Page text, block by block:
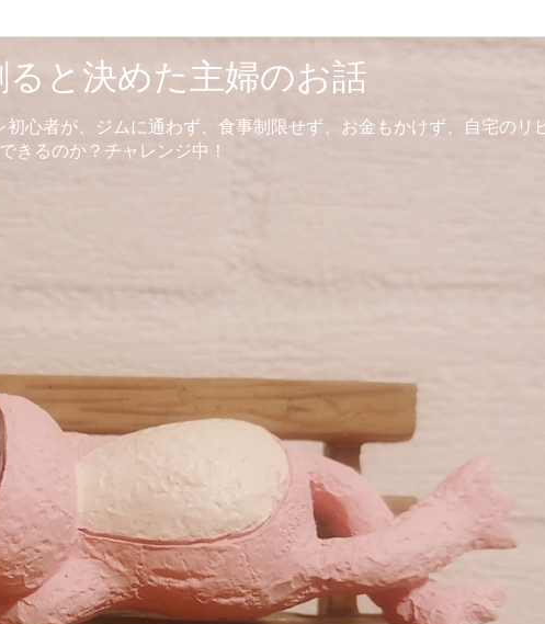
と決めた主婦のお話
心者が、ジムに通わず、食事制限せず、お金もかけず、自宅のリ
きるのか？チャレンジ中！